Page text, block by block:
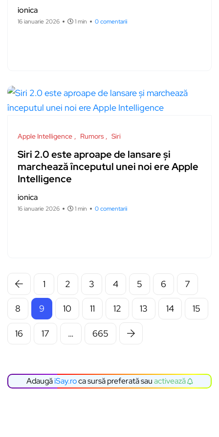
ionica
16 ianuarie 2026 1 min 0 comentarii
Apple Intelligence Rumors Siri
Siri 2.0 este aproape de lansare și
marchează începutul unei noi ere Apple
Intelligence
ionica
16 ianuarie 2026 1 min 0 comentarii
1 2 3 4 5 6 7
8 9 10 11 12 13 14 15
16 17 … 665
AdaugăiSay.roca sursă preferată sauactivează